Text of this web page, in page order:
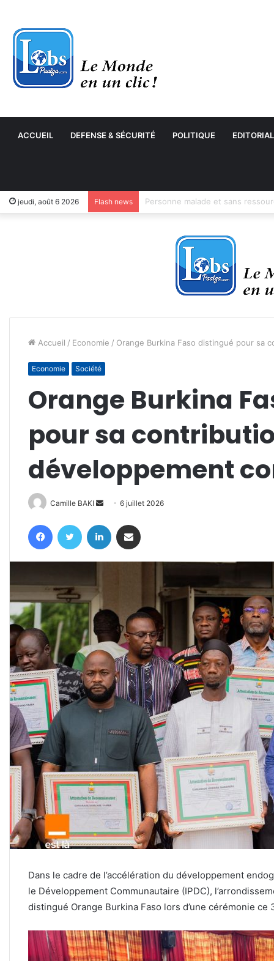
ACCUEIL DEFENSE & SÉCURITÉ POLITIQUE EDITORIAL
jeudi, août 6 2026 Flash news
Accueil / Economie / Orange Burkina Faso distingué pour sa
Economie Société
Orange Burkina
pour sa
développement
Camille BAKI
Envoyer
courriel
6 juillet 2026
FacebookTwitter Linkedin
Dans le cadre de l’accélération du développement
le Développement Communautaire (IPDC),
distingué Orange Burkina Faso lors d’une cérémonie ce